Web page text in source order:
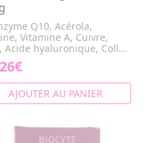
Q10, Acérola,
Vitamine A, Cuivre,
Acide hyaluronique, Coll...
AJOUTER AU PANIER